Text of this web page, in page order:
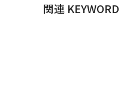
関連 KEYWORD